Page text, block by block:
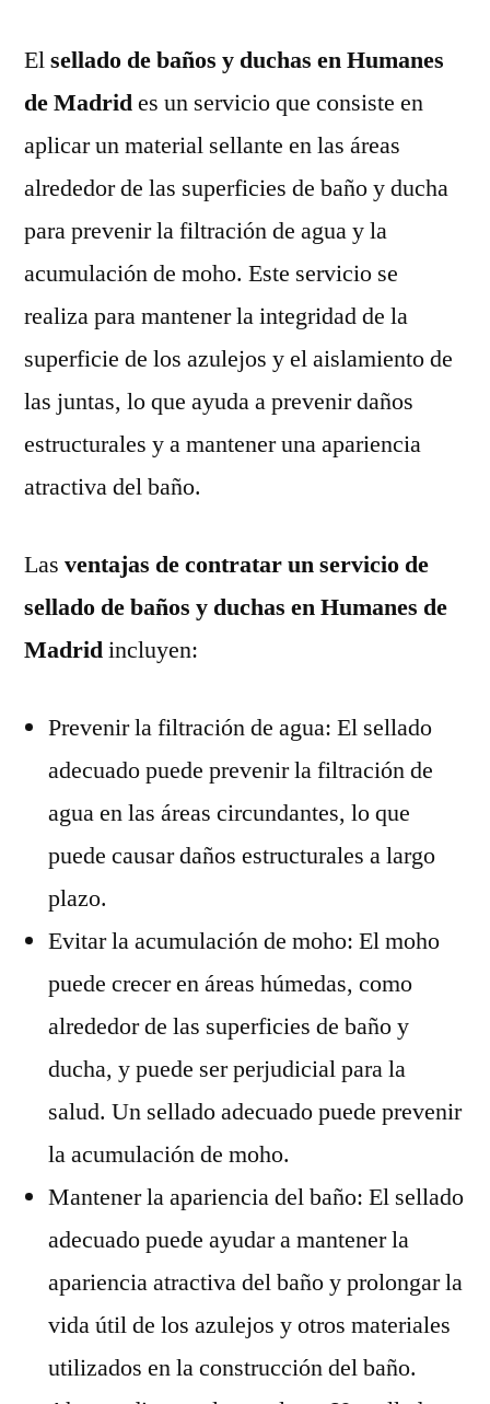
Elsellado de baños y duchas en Humanes
de Madrides un servicio que consiste en
aplicar un material sellante en las áreas
alrededor de las superficies de baño y ducha
para prevenir la filtración de agua y la
acumulación de moho. Este servicio se
realiza para mantener la integridad de la
superficie de los azulejos y el aislamiento de
las juntas, lo que ayuda a prevenir daños
estructurales y a mantener una apariencia
atractiva del baño.
Las ventajas de contratar un servicio de
sellado de baños y duchas en Humanes de
Madridincluyen:
Prevenir la filtración de agua: El sellado
adecuado puede prevenir la filtración de
agua en las áreas circundantes, lo que
puede causar daños estructurales a largo
plazo.
Evitar la acumulación de moho: El moho
puede crecer en áreas húmedas, como
alrededor de las superficies de baño y
ducha, y puede ser perjudicial para la
salud. Un sellado adecuado puede prevenir
la acumulación de moho.
Mantener la apariencia del baño: El sellado
adecuado puede ayudar a mantener la
apariencia atractiva del baño y prolongar la
vida útil de los azulejos y otros materiales
utilizados en la construcción del baño.